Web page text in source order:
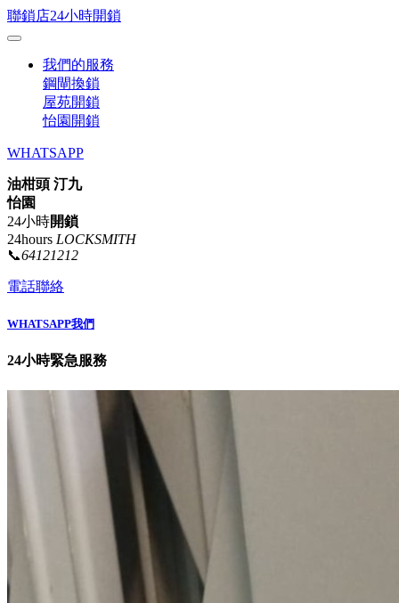
聯鎖店24小時開鎖
我們的服務
鋼閘換鎖
屋苑開鎖
怡園開鎖
WHATSAPP
油柑頭 汀九
怡園
24小時開鎖
24hours LOCKSMITH
📞64121212
電話聯絡
WHATSAPP我們
24小時緊急服務